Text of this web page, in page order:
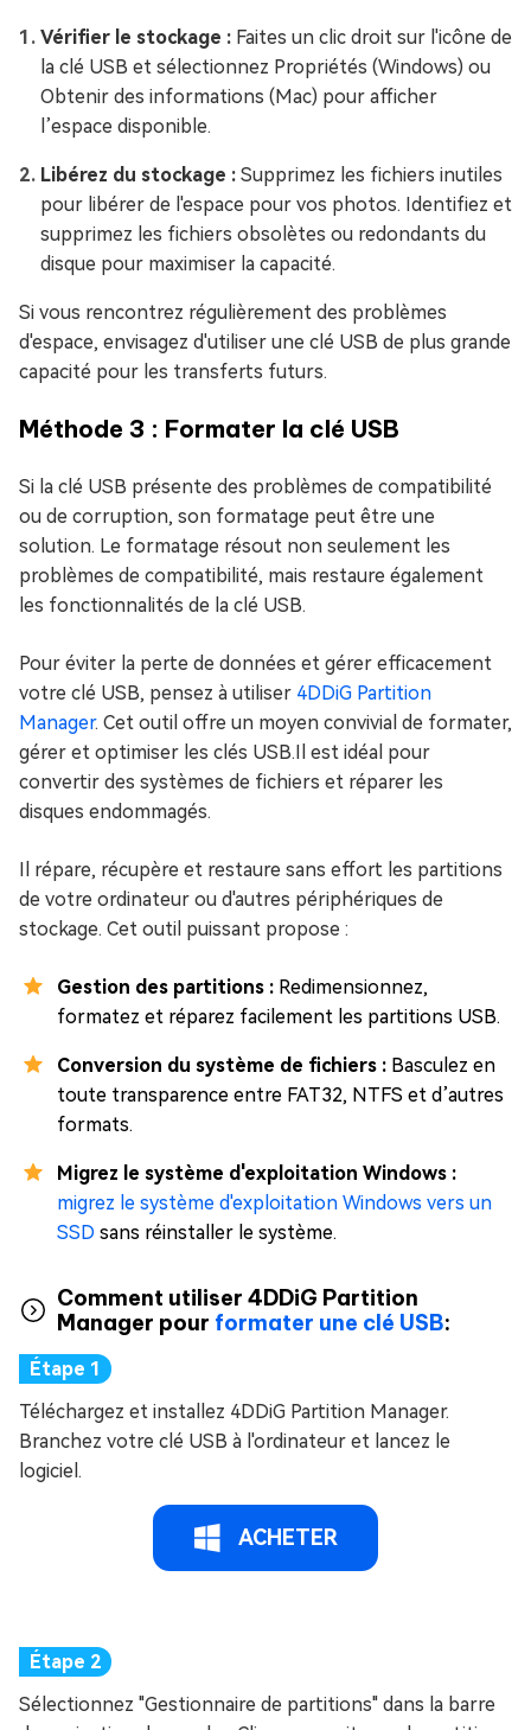
Vérifier le stockage : Faites un clic droit sur l'icône de
la clé USB et sélectionnez Propriétés (Windows) ou
Obtenir des informations (Mac) pour afficher
l’espace disponible.
Libérez du stockage : Supprimez les fichiers inutiles
pour libérer de l'espace pour vos photos. Identifiez et
supprimez les fichiers obsolètes ou redondants du
disque pour maximiser la capacité.
Si vous rencontrez régulièrement des problèmes
d'espace, envisagez d'utiliser une clé USB de plus grande
capacité pour les transferts futurs.
Méthode 3 : Formater la clé USB
Si la clé USB présente des problèmes de compatibilité
ou de corruption, son formatage peut être une
solution. Le formatage résout non seulement les
problèmes de compatibilité, mais restaure également
les fonctionnalités de la clé USB.
Pour éviter la perte de données et gérer efficacement
votre clé USB, pensez à utiliser 4DDiG Partition
Manager. Cet outil offre un moyen convivial de formater,
gérer et optimiser les clés USB.Il est idéal pour
convertir des systèmes de fichiers et réparer les
disques endommagés.
Il répare, récupère et restaure sans effort les partitions
de votre ordinateur ou d'autres périphériques de
stockage. Cet outil puissant propose :
Gestion des partitions : Redimensionnez,
formatez et réparez facilement les partitions USB.
Conversion du système de fichiers : Basculez en
toute transparence entre FAT32, NTFS et d’autres
formats.
Migrez le système d'exploitation Windows :
migrez le système d'exploitation Windows vers un
SSD sans réinstaller le système.
Comment utiliser 4DDiG Partition
Manager pour formater une clé USB:
Téléchargez et installez 4DDiG Partition Manager.
Branchez votre clé USB à l'ordinateur et lancez le
logiciel.
ACHETER
Sélectionnez "Gestionnaire de partitions" dans la barre